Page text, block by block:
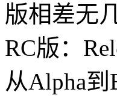
版相差无几
RC版：
从Alpha到